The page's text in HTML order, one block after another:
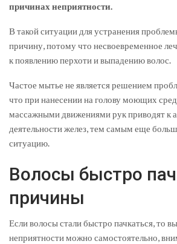
причинах неприятности.
В такой ситуации для устранения
причину, потому что несвоевременное
к появлению перхоти и выпадению волос.
Частое мытье не является решением
что при нанесении на голову моющих
массажными движениями рук приводят к
деятельности желез, тем самым еще
ситуацию.
Волосы быстро
причины
Если волосы стали быстро пачкаться, то
неприятности можно самостоятельно,